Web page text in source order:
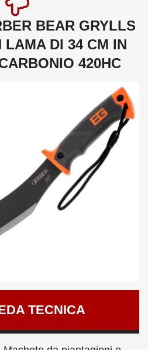
BEAR GRYLLS
LAMA DI 34 CM IN
420HC
TECNICA